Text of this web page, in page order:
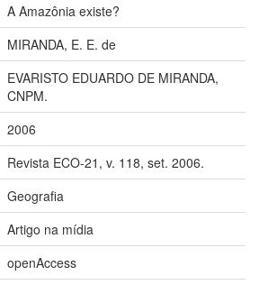
A Amazônia existe?
MIRANDA, E. E. de
EVARISTO EDUARDO DE MIRANDA,
CNPM.
2006
Revista ECO-21, v. 118, set. 2006.
Geografia
Artigo na mídia
openAccess